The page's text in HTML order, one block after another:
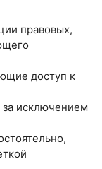
правовых,
доступ к
за исключением